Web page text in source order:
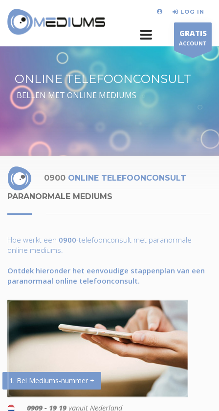
LOG IN
GRATIS
ACCOUNT
ONLINE TELEFOONCONSULT
BELLEN MET ONLINE MEDIUMS
0900 ONLINE TELEFOONCONSULT
PARANORMALE MEDIUMS
Hoe werkt een 0900-telefoonconsult met paranormale
online mediums.
Ontdek hieronder het eenvoudige stappenplan van een
paranormaal online telefoonconsult.
1. Bel Mediums-nummer +
0909 - 19 19 vanuit Nederland